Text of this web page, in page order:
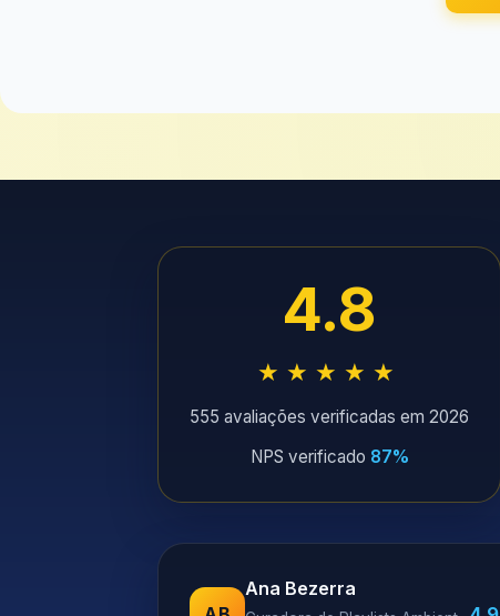
4.8
★★★★★
555 avaliações verificadas em 2026
NPS verificado 87%
Ana Bezerra